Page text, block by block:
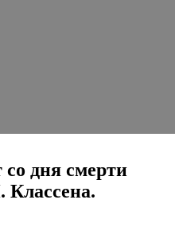
со дня смерти
Классена.